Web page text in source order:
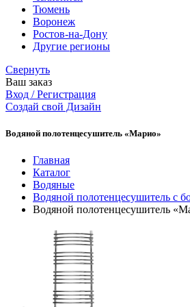
Тюмень
Воронеж
Ростов-на-Дону
Другие регионы
Свернуть
Ваш заказ
Вход / Регистрация
Создай свой Дизайн
Водяной полотенцесушитель «Марио»
Главная
Каталог
Водяные
Водяной полотенцесушитель с
Водяной полотенцесушитель